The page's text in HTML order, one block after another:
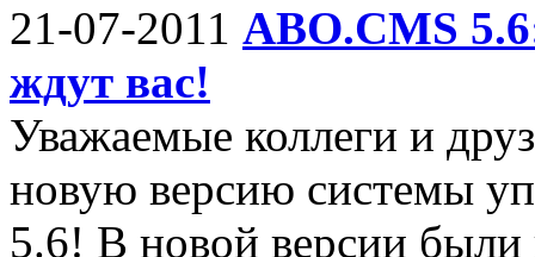
21-07-2011 ABO.CMS
ждут вас!
Уважаемые коллеги и
новую версию системы
5.6! В новой версии